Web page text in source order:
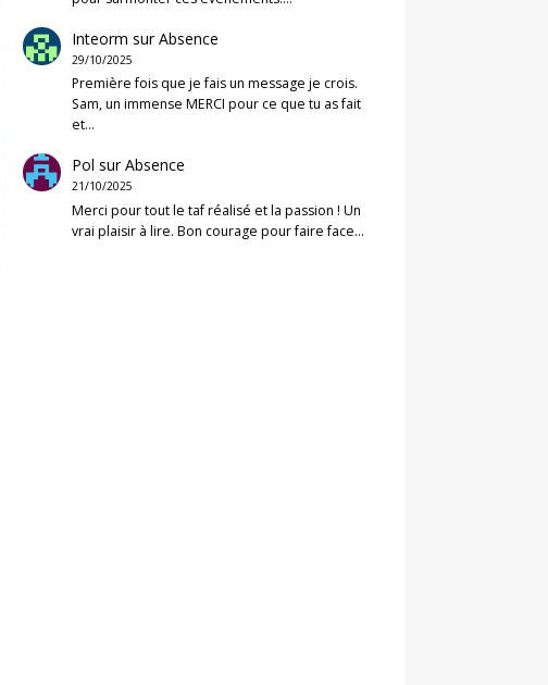
Inteorm surAbsence
29/10/2025
Première fois que je fais un message je crois.
Sam, un immense MERCI pour ce que tu as fait
et…
Pol surAbsence
21/10/2025
Merci pour tout le taf réalisé et la passion ! Un
vrai plaisir à lire. Bon courage pour faire face…